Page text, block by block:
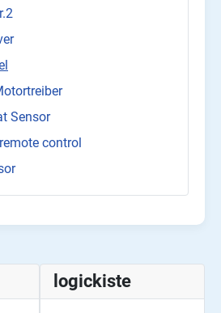
Sensor
control
logickiste